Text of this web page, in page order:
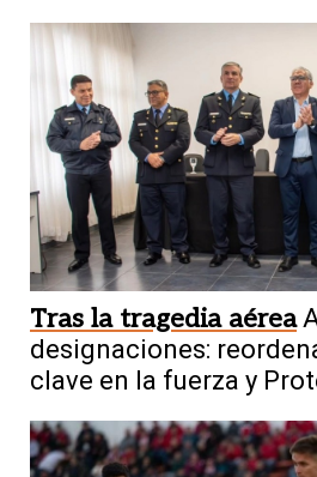
Tras la tragedia aérea
designaciones:
clave en la fuerza y